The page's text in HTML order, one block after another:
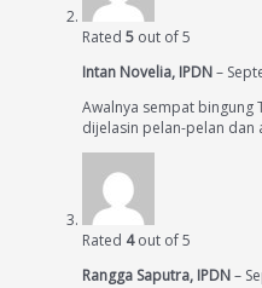
Rated 5 out of 5
Intan Novelia, IPDN–
Awalnya sempat bingung
dijelasin pelan-pelan dan
Rated 4out of 5
Rangga Saputra, IPDN–